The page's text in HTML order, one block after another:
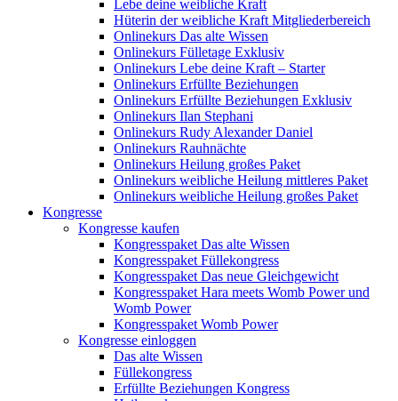
Lebe deine weibliche Kraft
Hüterin der weibliche Kraft Mitgliederbereich
Onlinekurs Das alte Wissen
Onlinekurs Fülletage Exklusiv
Onlinekurs Lebe deine Kraft – Starter
Onlinekurs Erfüllte Beziehungen
Onlinekurs Erfüllte Beziehungen Exklusiv
Onlinekurs Ilan Stephani
Onlinekurs Rudy Alexander Daniel
Onlinekurs Rauhnächte
Onlinekurs Heilung großes Paket
Onlinekurs weibliche Heilung mittleres Paket
Onlinekurs weibliche Heilung großes Paket
Kongresse
Kongresse kaufen
Kongresspaket Das alte Wissen
Kongresspaket Füllekongress
Kongresspaket Das neue Gleichgewicht
Kongresspaket Hara meets Womb Power und
Womb Power
Kongresspaket Womb Power
Kongresse einloggen
Das alte Wissen
Füllekongress
Erfüllte Beziehungen Kongress